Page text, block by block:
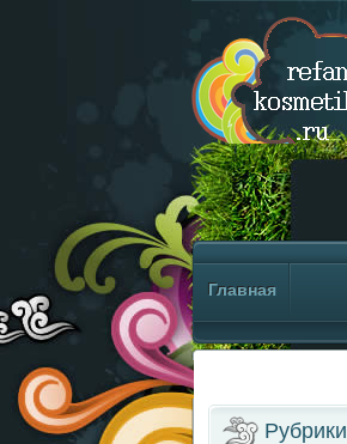
Главная
Рубрики